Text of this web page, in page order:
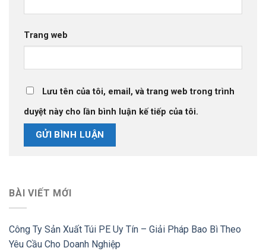
Trang web
Lưu tên của tôi, email, và trang web trong trình
duyệt này cho lần bình luận kế tiếp của tôi.
BÀI VIẾT MỚI
Công Ty Sản Xuất Túi PE Uy Tín – Giải Pháp Bao Bì Theo
Yêu Cầu Cho Doanh Nghiệp